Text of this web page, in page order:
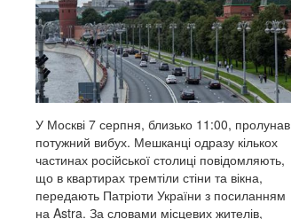
У Москві 7 серпня, близько 11:00, пролунав
потужний вибух. Мешканці одразу кількох
частинах російської столиці повідомляють,
що в квартирах тремтіли стіни та вікна,
передають Патріоти України з посиланням
на Astra. За словами місцевих жителів,